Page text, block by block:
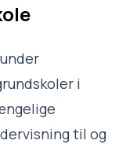
i
til og